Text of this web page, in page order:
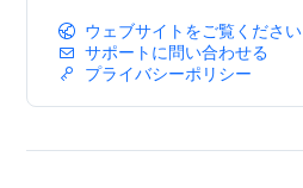
ウェブサイトをご覧ください
サポートに問い合わせる
プライバシーポリシー